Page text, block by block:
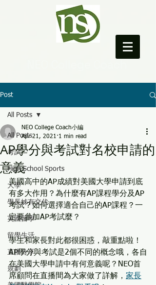
Post
All Posts
考試
High School Sports
大學
學長姊有交代
英國留學
留學生活
直播分享
規劃
All Posts
AP學分與考試對名校申請的
意義
NEO College Coach小編
Apr 21, 2021 1 min read
美國高中的AP成績對美國大學申請到底
有多大作用？為什麼有AP課程學分及AP
考試？如何選擇適合自己的AP課程？一
定要參加AP考試麼？​
學生和家長對此都很困惑，敲重點啦！
AP學分與考試是2個不同的概念哦，各自
在美國大學申請中有何意義呢？NEO首
席顧問在直播間為大家做了詳解， 家長